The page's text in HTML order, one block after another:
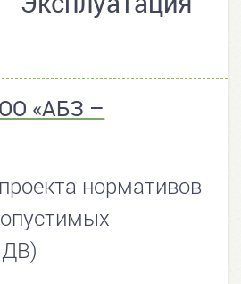
«АБЗ –
нормативов